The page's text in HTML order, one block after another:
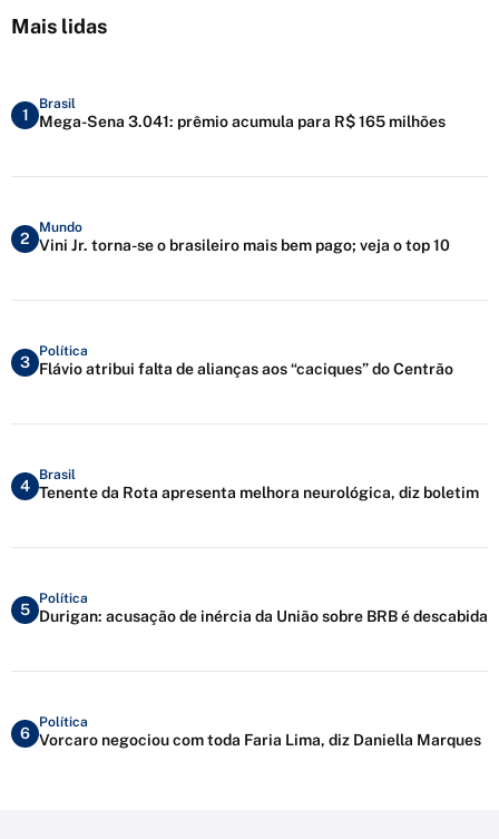
Mais lidas
1
Brasil
Mega-Sena 3.041: prêmio acumula para R$ 165 milhões
2
Mundo
Vini Jr. torna-se o brasileiro mais bem pago; veja o top 10
3
Política
Flávio atribui falta de alianças aos “caciques” do Centrão
4
Brasil
Tenente da Rota apresenta melhora neurológica, diz boletim
5
Política
Durigan: acusação de inércia da União sobre BRB é descabida
6
Política
Vorcaro negociou com toda Faria Lima, diz Daniella Marques